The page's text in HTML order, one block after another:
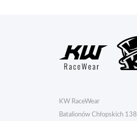
KW RaceWear
Batalionów Chłopskich 138